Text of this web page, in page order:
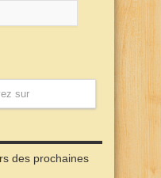
des prochaines